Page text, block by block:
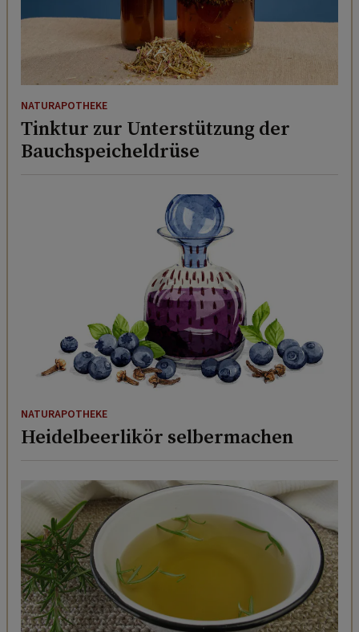
NATURAPOTHEKE
Tinktur zur Unterstützung der
Bauchspeicheldrüse
NATURAPOTHEKE
Heidelbeerlikör selbermachen